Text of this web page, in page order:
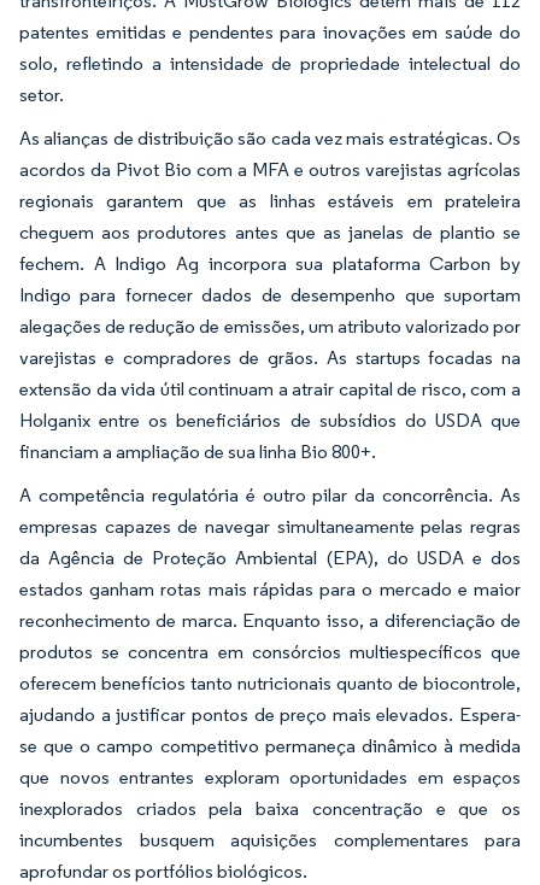
patentes emitidas e pendentes para inovações em saúde do
solo, refletindo a intensidade de propriedade intelectual do
setor.
As alianças de distribuição são cada vez mais estratégicas. Os
acordos da Pivot Bio com a MFA e outros varejistas agrícolas
regionais garantem que as linhas estáveis em prateleira
cheguem aos produtores antes que as janelas de plantio se
fechem. A Indigo Ag incorpora sua plataforma Carbon by
Indigo para fornecer dados de desempenho que suportam
alegações de redução de emissões, um atributo valorizado por
varejistas e compradores de grãos. As startups focadas na
extensão da vida útil continuam a atrair capital de risco, com a
Holganix entre os beneficiários de subsídios do USDA que
financiam a ampliação de sua linha Bio 800+.
A competência regulatória é outro pilar da concorrência. As
empresas capazes de navegar simultaneamente pelas regras
da Agência de Proteção Ambiental (EPA), do USDA e dos
estados ganham rotas mais rápidas para o mercado e maior
reconhecimento de marca. Enquanto isso, a diferenciação de
produtos se concentra em consórcios multiespecíficos que
oferecem benefícios tanto nutricionais quanto de biocontrole,
ajudando a justificar pontos de preço mais elevados. Espera-
se que o campo competitivo permaneça dinâmico à medida
que novos entrantes exploram oportunidades em espaços
inexplorados criados pela baixa concentração e que os
incumbentes busquem aquisições complementares para
aprofundar os portfólios biológicos.